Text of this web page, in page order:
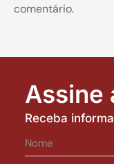
comentário.
Assine
Receba